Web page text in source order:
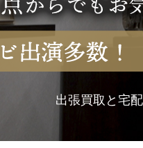
出張買取と宅